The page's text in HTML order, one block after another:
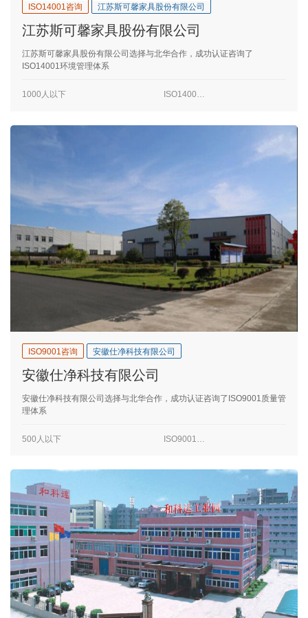
ISO14001咨询 江苏斯可馨家具股份有限公司
江苏斯可馨家具股份有限公司
江苏斯可馨家具股份有限公司选择与北华合作，成功认证咨询了
ISO14001环境管理体系
1000人以下 ISO14001咨询
ISO9001咨询 安徽仕净科技有限公司
安徽仕净科技有限公司
安徽仕净科技有限公司选择与北华合作，成功认证咨询了ISO9001质量管
理体系
500人以下 ISO9001咨询